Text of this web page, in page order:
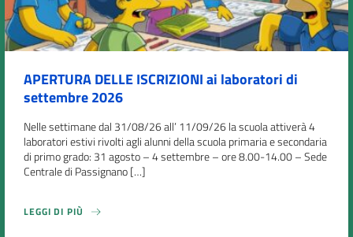
APERTURA DELLE ISCRIZIONI ai laboratori di
settembre 2026
Nelle settimane dal 31/08/26 all’ 11/09/26 la scuola attiverà 4
laboratori estivi rivolti agli alunni della scuola primaria e secondaria
di primo grado: 31 agosto – 4 settembre – ore 8.00-14.00 – Sede
Centrale di Passignano […]
LEGGI DI PIÙ